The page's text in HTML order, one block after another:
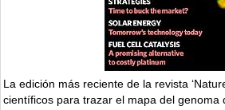
La edición más reciente de la revista
científicos para trazar el mapa del